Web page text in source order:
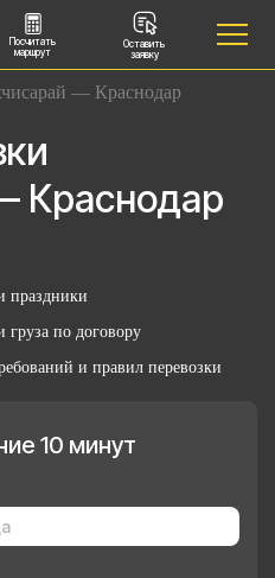
Посчитать
маршрут
Оставить
заявку
— Краснодар
Краснодар
праздники
груза по договору
и правил перевозки
10 минут